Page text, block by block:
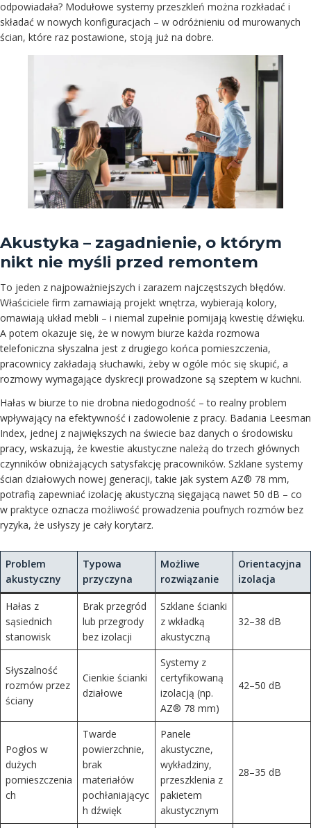
odpowiadała? Modułowe systemy przeszkleń można rozkładać i
składać w nowych konfiguracjach – w odróżnieniu od murowanych
ścian, które raz postawione, stoją już na dobre.
Akustyka – zagadnienie, o którym
nikt nie myśli przed remontem
To jeden z najpoważniejszych i zarazem najczęstszych błędów.
Właściciele firm zamawiają projekt wnętrza, wybierają kolory,
omawiają układ mebli – i niemal zupełnie pomijają kwestię dźwięku.
A potem okazuje się, że w nowym biurze każda rozmowa
telefoniczna słyszalna jest z drugiego końca pomieszczenia,
pracownicy zakładają słuchawki, żeby w ogóle móc się skupić, a
rozmowy wymagające dyskrecji prowadzone są szeptem w kuchni.
Hałas w biurze to nie drobna niedogodność – to realny problem
wpływający na efektywność i zadowolenie z pracy. Badania Leesman
Index, jednej z największych na świecie baz danych o środowisku
pracy, wskazują, że kwestie akustyczne należą do trzech głównych
czynników obniżających satysfakcję pracowników. Szklane systemy
ścian działowych nowej generacji, takie jak system AZ® 78 mm,
potrafią zapewniać izolację akustyczną sięgającą nawet 50 dB – co
w praktyce oznacza możliwość prowadzenia poufnych rozmów bez
ryzyka, że usłyszy je cały korytarz.
Problem
akustyczny
Typowa
przyczyna
Możliwe
rozwiązanie
Orientacyjna
izolacja
Hałas z
sąsiednich
stanowisk
Brak przegród
lub przegrody
bez izolacji
Szklane ścianki
z wkładką
akustyczną
32–38 dB
Słyszalność
rozmów przez
ściany
Cienkie ścianki
działowe
Systemy z
certyfikowaną
izolacją (np.
AZ® 78 mm)
42–50 dB
Pogłos w
dużych
pomieszczenia
ch
Twarde
powierzchnie,
brak
materiałów
pochłaniającyc
h dźwięk
Panele
akustyczne,
wykładziny,
przeszklenia z
pakietem
akustycznym
28–35 dB